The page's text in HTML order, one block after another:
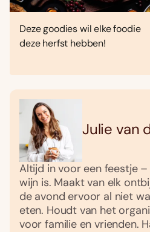
Deze goodies wil elke foodie
deze herfst hebben!
Julie van
Altijd in voor een feestje
wijn is. Maakt van elk
de avond ervoor al niet
eten. Houdt van het
voor familie en vrienden.